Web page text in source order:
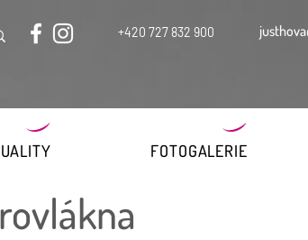
+420 727 832 900
FOTOGALERIE